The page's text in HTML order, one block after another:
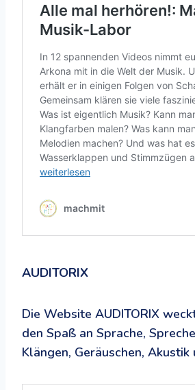
AUDITORIX
Die Website AUDITORIX
den Spaß an Sprache,
Klängen, Geräuschen, Akustik